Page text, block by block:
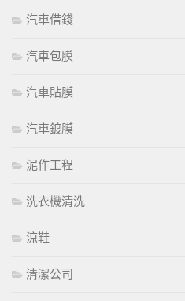
汽車借錢
汽車包膜
汽車貼膜
汽車鍍膜
泥作工程
洗衣機清洗
涼鞋
清潔公司